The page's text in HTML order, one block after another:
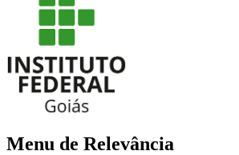
Menu de Relevância